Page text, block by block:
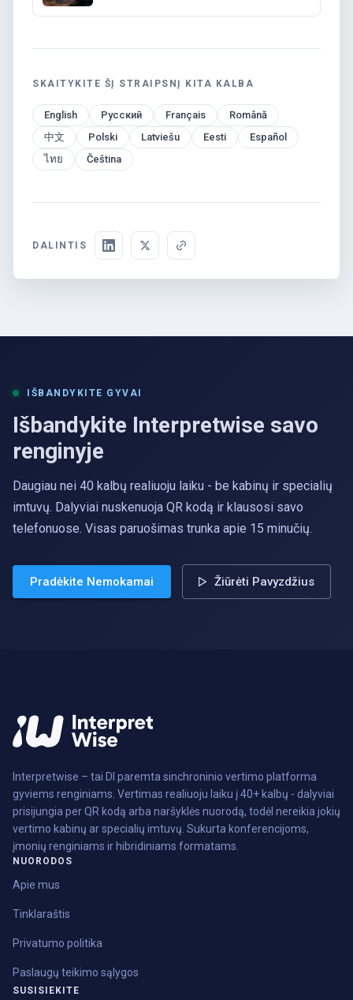
SKAITYKITE ŠĮ STRAIPSNĮ KITA KALBA
English Русский Français
Română
中文
Polski Latviešu Eesti
Español
ไทย
Čeština
DALINTIS
IŠBANDYKITE GYVAI
Išbandykite Interpretwise savo
renginyje
Daugiau nei 40 kalbų realiuoju laiku - be kabinų ir specialių
imtuvų. Dalyviai nuskenuoja QR kodą ir klausosi savo
telefonuose. Visas paruošimas trunka apie 15 minučių.
Pradėkite Nemokamai Žiūrėti Pavyzdžius
Interpretwise – tai DI paremta sinchroninio vertimo platforma
gyviems renginiams. Vertimas realiuoju laiku į 40+ kalbų - dalyviai
prisijungia per QR kodą arba naršyklės nuorodą, todėl nereikia jokių
vertimo kabinų ar specialių imtuvų. Sukurta konferencijoms,
įmonių renginiams ir hibridiniams formatams.
NUORODOS
Apie mus
Tinklaraštis
Privatumo politika
Paslaugų teikimo sąlygos
SUSISIEKITE